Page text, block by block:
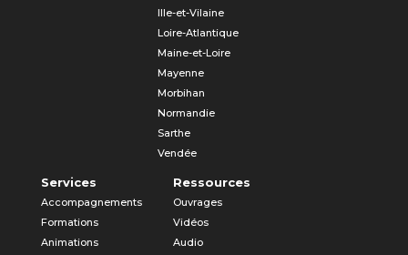
Ille-et-Vilaine
Loire-Atlantique
Maine-et-Loire
Mayenne
Morbihan
Normandie
Sarthe
Vendée
Services
Accompagnements
Formations
Animations
Ressources
Ouvrages
Vidéos
Audio